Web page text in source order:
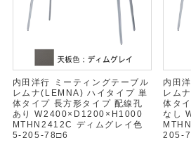
内田洋行 ミーティングテーブル
レムナ(LEMNA) ハイタイプ 単
体タイプ 長方形タイプ 配線孔
あり W2400×D1200×H1000
MTHN2412C ディムグレイ色
5-205-78□6
内田
レム
体タ
なし
205-